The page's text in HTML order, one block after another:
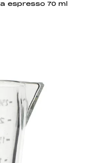
espresso 70 ml